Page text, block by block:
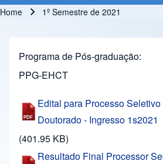
Home 1º Semestre de 2021
Programa de Pós-graduação
PPG-EHCT
Edital para Processo
Doutorado - Ingresso 1s2021
(401.95 KB)
Resultado Final Processor